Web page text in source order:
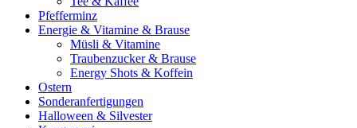
Pfefferminz
Energie & Vitamine & Brause
Müsli & Vitamine
Traubenzucker & Brause
Energy Shots & Koffein
Ostern
Sonderanfertigungen
Halloween & Silvester